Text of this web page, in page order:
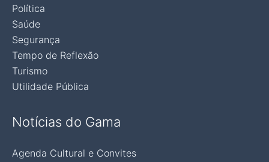
Política
Saúde
Segurança
Tempo de Reflexão
Turismo
Utilidade Pública
Notícias do Gama
Agenda Cultural e Convites